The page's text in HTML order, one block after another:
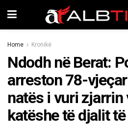
Home Kronikë
Ndodh në Berat:
arreston 78-
natës i vuri zjarrin
katëshe të djalit